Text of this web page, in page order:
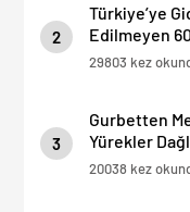
2
Türkiye’ye
Edilmeyen
29803 kez
3
Gurbetten
Yürekler
20038 kez